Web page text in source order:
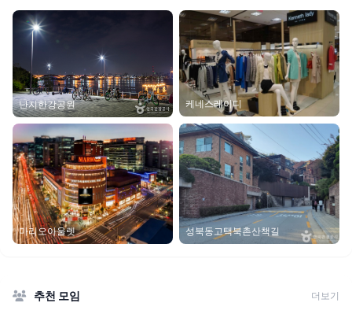
난지한강공원 케네스레이디
마리오아울렛 성북동고택북촌산책길
추천 모임 더보기